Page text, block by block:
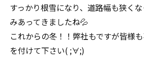
すっかり根雪になり、道路幅も狭く
みあってきましたね💦
これからの冬！！弊社もですが皆様
を付けて下さい( ;∀;)